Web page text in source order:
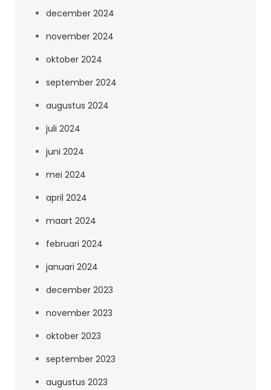
december 2024
november 2024
oktober 2024
september 2024
augustus 2024
juli 2024
juni 2024
mei 2024
april 2024
maart 2024
februari 2024
januari 2024
december 2023
november 2023
oktober 2023
september 2023
augustus 2023